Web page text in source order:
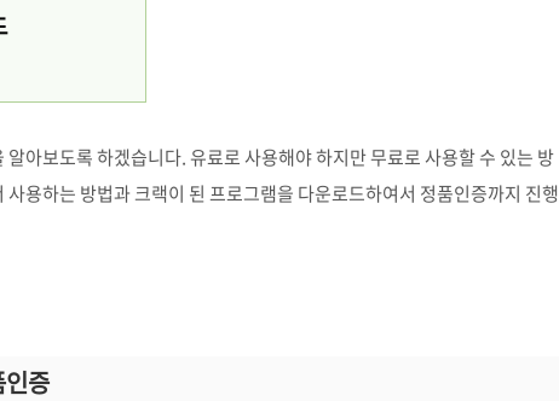
아보도록 하겠습니다. 유료로 사용해야 하지만 무료로 사용할 수 있는 방
용하는 방법과 크랙이 된 프로그램을 다운로드하여서 정품인증까지 진행
증